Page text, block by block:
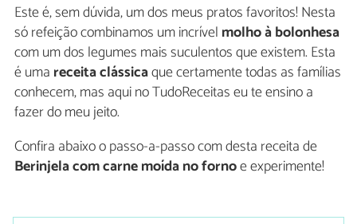
Este é, sem dúvida, um dos meus pratos favoritos! Nesta
só refeição combinamos um incrível molho à bolonhesa
com um dos legumes mais suculentos que existem. Esta
é uma receita clássicaque certamente todas as famílias
conhecem, mas aqui no TudoReceitas eu te ensino a
fazer do meu jeito.
Confira abaixo o passo-a-passo com desta receita de
Berinjela com carne moída no fornoeexperimente!